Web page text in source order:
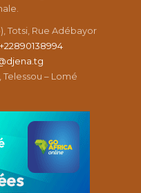
Totsi, Rue Adébayor
+22890138994
Telessou – Lomé